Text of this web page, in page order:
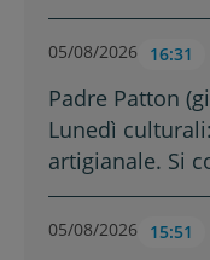
05/08/2026 16:31
Padre Patton
Lunedì
artigianale. Si
05/08/2026 15:51